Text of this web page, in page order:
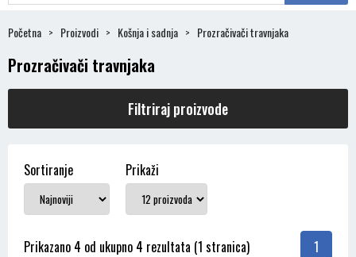
Početna Proizvodi Košnja i sadnja Prozračivači travnjaka
Prozračivači travnjaka
Filtriraj proizvode
Sortiranje Prikaži
Prikazano 4 od ukupno 4 rezultata (1 stranica) 1